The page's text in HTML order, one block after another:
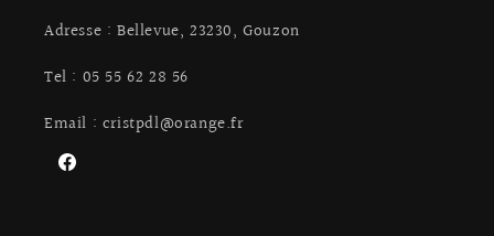
Adresse : Bellevue, 23230, Gouzon
Tel : 05 55 62 28 56
Email : cristpdl@orange.fr
Facebook